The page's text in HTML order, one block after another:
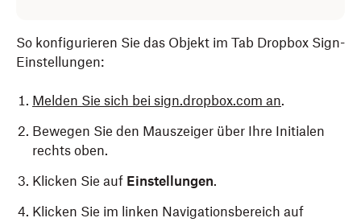
So konfigurieren Sie das Objekt im Tab Dropbox Sign-
Einstellungen:
Melden Sie sich bei sign.dropbox.com an.
Bewegen Sie den Mauszeiger über Ihre Initialen
rechts oben.
Klicken Sie auf Einstellungen.
Klicken Sie im linken Navigationsbereich auf